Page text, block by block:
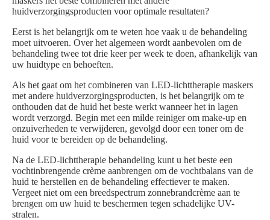
huidverzorgingsproducten voor optimale resultaten?
Eerst is het belangrijk om te weten hoe vaak u de behandeling
moet uitvoeren. Over het algemeen wordt aanbevolen om de
behandeling twee tot drie keer per week te doen, afhankelijk van
uw huidtype en behoeften.
Als het gaat om het combineren van LED-lichttherapie maskers
met andere huidverzorgingsproducten, is het belangrijk om te
onthouden dat de huid het beste werkt wanneer het in lagen
wordt verzorgd. Begin met een milde reiniger om make-up en
onzuiverheden te verwijderen, gevolgd door een toner om de
huid voor te bereiden op de behandeling.
Na de LED-lichttherapie behandeling kunt u het beste een
vochtinbrengende crème aanbrengen om de vochtbalans van de
huid te herstellen en de behandeling effectiever te maken.
Vergeet niet om een breedspectrum zonnebrandcrème aan te
brengen om uw huid te beschermen tegen schadelijke UV-
stralen.